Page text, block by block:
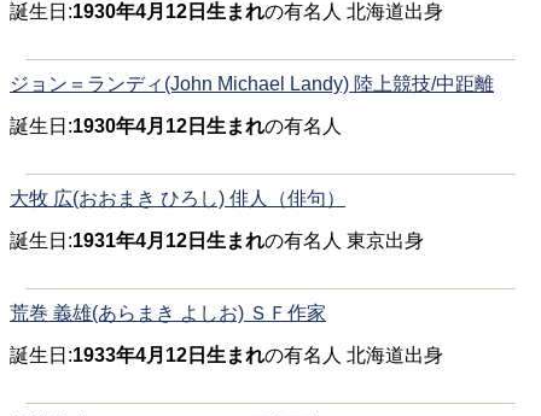
誕生日:1930年4月12日生まれの有名人 北海道出身
ジョン＝ランディ(John Michael Landy) 陸上競技/中距離
誕生日:1930年4月12日生まれの有名人
大牧 広(おおまき ひろし) 俳人（俳句）
誕生日:1931年4月12日生まれの有名人 東京出身
荒巻 義雄(あらまき よしお) ＳＦ作家
誕生日:1933年4月12日生まれの有名人 北海道出身